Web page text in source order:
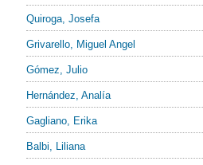
Quiroga, Josefa
Grivarello, Miguel Angel
Gómez, Julio
Hernández, Analía
Gagliano, Erika
Balbi, Liliana